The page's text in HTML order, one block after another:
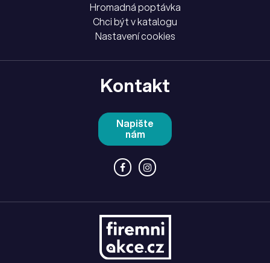
Hromadná poptávka
Chci být v katalogu
Nastavení cookies
Kontakt
Napište
nám